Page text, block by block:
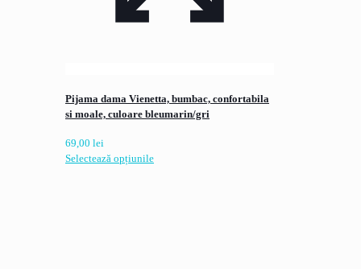
Pijama dama Vienetta, bumbac, confortabila
si moale, culoare bleumarin/gri
69,00 lei
Selectează opțiunileAcest